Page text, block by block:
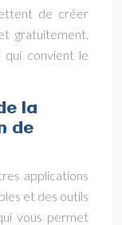
de créer
gratuitement.
qui convient le
la
de
applications
et des outils
vous permet